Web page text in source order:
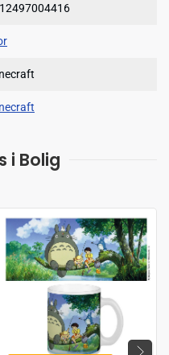
i Bolig